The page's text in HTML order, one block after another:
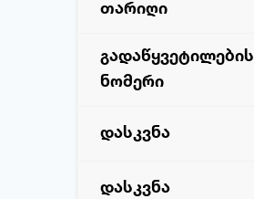
თარიღი
გადაწყვეტილების
ნომერი
დასკვნა
დასკვნა